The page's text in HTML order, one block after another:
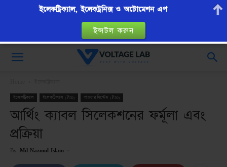
VoltageLab
ইলেকট্রিক্যাল ইলেকট্রিক্যাল (Pro) পাওয়ার সিস্টেম (Pro)
আর্থিং ক্যাবল সিলেকশনের ফর্মূলা এবং
প্রক্রিয়া
By Md Nazmul Islam -
ইলেকট্রিক্যাল, ইলেকট্রনিক্স ও অটোমেশন এপ
ইন্সটল করুন